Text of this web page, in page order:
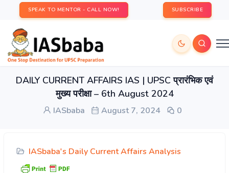
SPEAK TO MENTOR - CALL NOW! SUBSCRIBE
DAILY CURRENT AFFAIRS IAS | UPSC प्रारंभिक एवं
मुख्य परीक्षा – 6th August 2024
IASbaba August 7, 2024 0
IASbaba's Daily Current Affairs Analysis